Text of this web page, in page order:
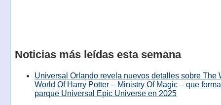
Noticias más leídas esta semana
Universal Orlando revela nuevos detalles sobre The
World Of Harry Potter – Ministry Of Magic – que
parque Universal Epic Universe en 2025